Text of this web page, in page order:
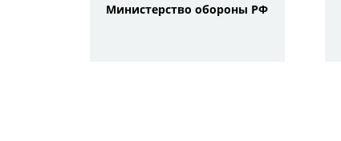
Министерство обороны РФ